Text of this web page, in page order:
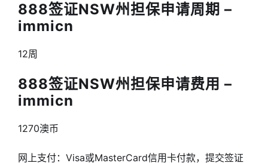
888签证NSW州担保申请周期 –
immicn
12周
888签证NSW州担保申请费用 –
immicn
1270澳币
网上支付：Visa或MasterCard信用卡付款，提交签证